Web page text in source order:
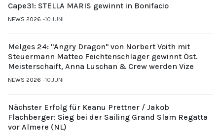
Cape31: STELLA MARIS gewinnt in Bonifacio
NEWS 2026 10.JUNI
Melges 24: "Angry Dragon" von Norbert Voith mit
Steuermann Matteo Feichtenschlager gewinnt Öst.
Meisterschaift, Anna Luschan & Crew werden Vize
NEWS 2026 10.JUNI
Nächster Erfolg für Keanu Prettner / Jakob
Flachberger: Sieg bei der Sailing Grand Slam Regatta
vor Almere (NL)